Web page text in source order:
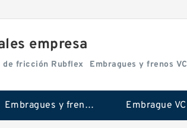
empresa
de fricción Rubflex Embragues y frenos VC
Embragues y frenos industriales